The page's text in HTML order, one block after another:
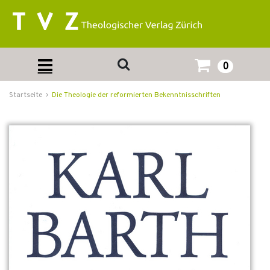
0
Startseite Die Theologie der reformierten Bekenntnisschriften